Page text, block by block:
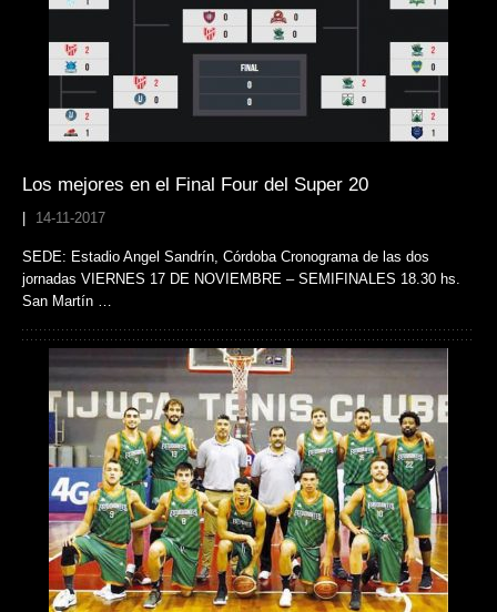
Los mejores en el Final Four del Super 20
14-11-2017
SEDE: Estadio Angel Sandrín, Córdoba Cronograma de las dos
jornadas VIERNES 17 DE NOVIEMBRE – SEMIFINALES 18.30 hs.
San Martín …